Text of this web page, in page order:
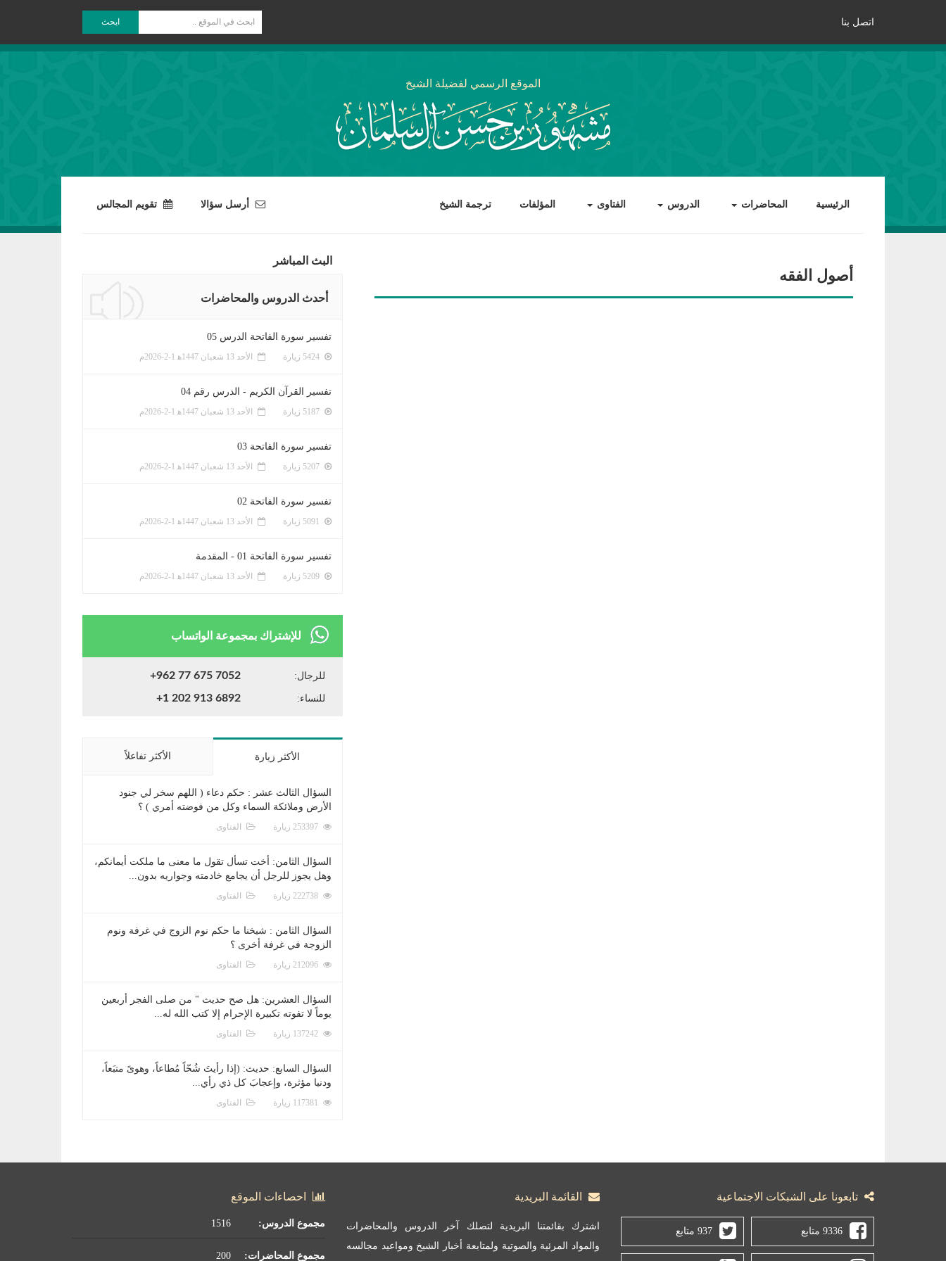
اتصل بنا ابحث
الموقع الرسمي لفضيلة الشيخ
الرئيسية المحاضرات الدروس الفتاوى المؤلفات ترجمة الشيخ أرسل سؤالا تقويم المجالس
أصول الفقه
البث المباشر
أحدث الدروس والمحاضرات
تفسير سورة الفاتحة الدرس 05
الأحد 13 شعبان 1447ﻫ 1-2-2026م
تفسير القرآن الكريم - الدرس رقم 04
الأحد 13 شعبان 1447ﻫ 1-2-2026م
تفسير سورة الفاتحة 03
الأحد 13 شعبان 1447ﻫ 1-2-2026م
تفسير سورة الفاتحة 02
الأحد 13 شعبان 1447ﻫ 1-2-2026م
تفسير سورة الفاتحة 01 - المقدمة
الأحد 13 شعبان 1447ﻫ 1-2-2026م
للإشتراك بمجموعة الواتساب
للرجال: +962 77 675 7052
للنساء: +1 202 913 6892
الأكثر زيارة الأكثر تفاعلاً
السؤال الثالث عشر : حكم دعاء ( اللهم سخر لي جنود
الأرض وملائكة السماء وكل من فوضته أمري ) ؟
الفتاوى
السؤال الثامن: أخت تسأل تقول ما معنى ما ملكت أيمانكم،
وهل يجوز للرجل أن يجامع خادمته وجواريه بدون...
الفتاوى
السؤال الثامن : شيخنا ما حكم نوم الزوج في غرفة ونوم
الزوجة في غرفة أخرى ؟
الفتاوى
السؤال العشرين: هل صح حديث " من صلى الفجر أربعين
يوماً لا تفوته تكبيرة الإحرام إلا كتب الله له...
الفتاوى
السؤال السابع: حديث: (إذا رأيتَ شُحّاً مُطاعاً، وهوىً متبَعاً،
ودنيا مؤثرة، وإعجابَ كل ذي رأي...
الفتاوى
تابعونا على الشبكات الاجتماعية
9336 متابع 937 متابع
القائمة البريدية
اشترك بقائمتنا البريدية لتصلك آخر الدروس والمحاضرات
والمواد المرئية والصوتية ولمتابعة أخبار الشيخ ومواعيد مجالسه
احصاءات الموقع
مجموع الدروس:
مجموع المحاضرات: